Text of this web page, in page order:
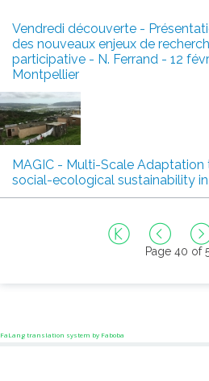
Vendredi découverte -
des nouveaux enjeux de
participative - N. Ferrand - 12
Montpellier
MAGIC - Multi-Scale
social-ecological sustainability
Page 40 of
FaLang translation system by Faboba